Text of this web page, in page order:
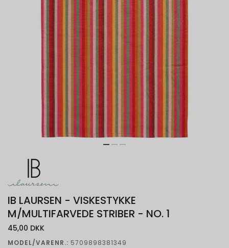
IB LAURSEN - VISKESTYKKE
M/MULTIFARVEDE STRIBER - NO. 1
45,00 DKK
MODEL/VARENR.: 5709898381349